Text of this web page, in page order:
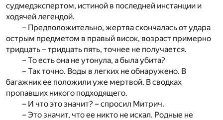
судмедэкспертом, истиной в последней инстанции и
ходячей легендой.
– Предположительно, жертва скончалась от удара
острым предметом в правый висок, возраст примерно
тридцать – тридцать пять, точнее не получается.
– То есть она не утонула, а была убита?
– Так точно. Воды в легких не обнаружено. В
багажник ее положили уже мертвой. В сводках
пропавших никого подходящего.
– И что это значит? – спросил Митрич.
– Это значит, что ее никто не искал. Родные не